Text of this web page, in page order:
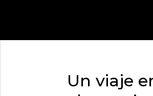
Un viaje